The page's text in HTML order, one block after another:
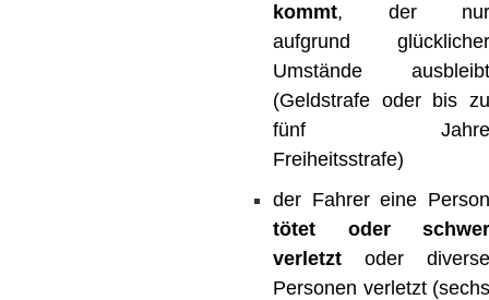
kommt, der nur
aufgrund glücklicher
Umstände ausbleibt
(Geldstrafe oder bis zu
fünf Jahre
Freiheitsstrafe)
der Fahrer eine Person
tötet oder schwer
verletzt oder diverse
Personen verletzt (sechs